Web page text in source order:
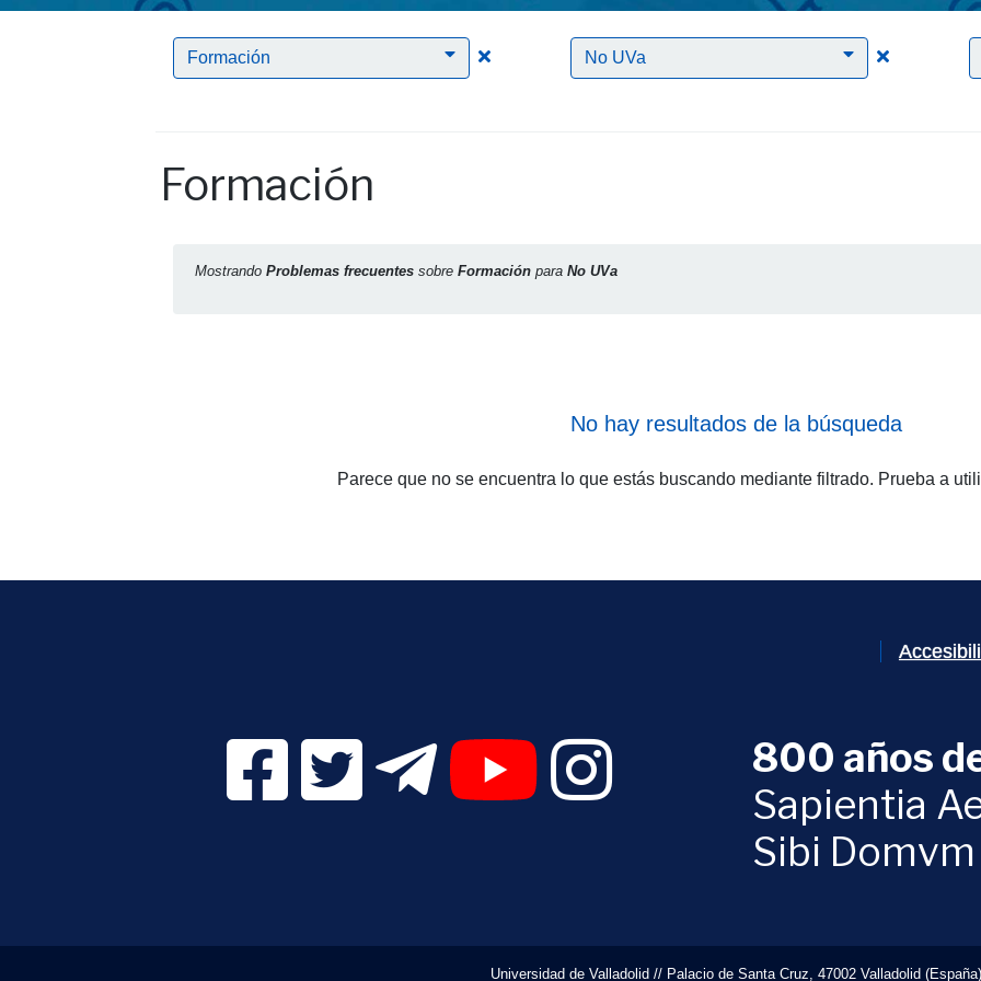
Formación Clic para borrar el filtro Formación
No UVa Clic para
Formación
Mostrando Problemas frecuentes sobre Formación para No UVa
No hay resultados de la búsqueda
Parece que no se encuentra lo que estás buscando mediante filtrado. Prueba a
Facebook Digital UVa (se abrirá en una nueva ventana)
Twitter Digital UVa (se abrirá en una nueva ventana)
Telegram Digital UVa (se abrirá en una nueva ventana)
YouTube Digital UVa (se abrirá en una nueva ventana)
Instagram Digital UVa (se abrirá en una nueva
800 años
Sapientia
Sibi Domvm
Universidad de Valladolid // Palacio de Santa Cruz, 47002 Valladolid (España)